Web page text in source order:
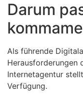
Darum
Als führende
Herausforderungen
Internetagentur
Verfügung.